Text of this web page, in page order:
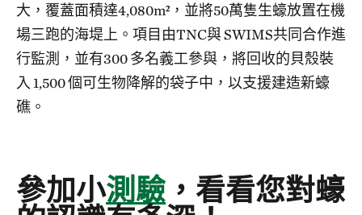
大，覆蓋面積達4,080m²，並將50萬隻生蠔放置在機
場三跑的海堤上。項目由TNC與 SWIMS共同合作進
行監測，並有300 多名義工參與，將回收的貝殼裝
入 1,500 個可生物降解的袋子中，以支援建造新蠔
礁。
參加小測驗 ，看看您對蠔